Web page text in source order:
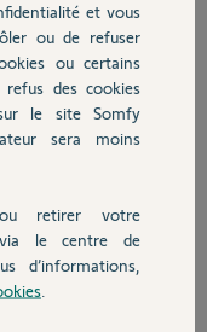
et vous
ou de refuser
ou certains
des cookies
le site Somfy
sera moins
retirer votre
le centre de
d’informations,